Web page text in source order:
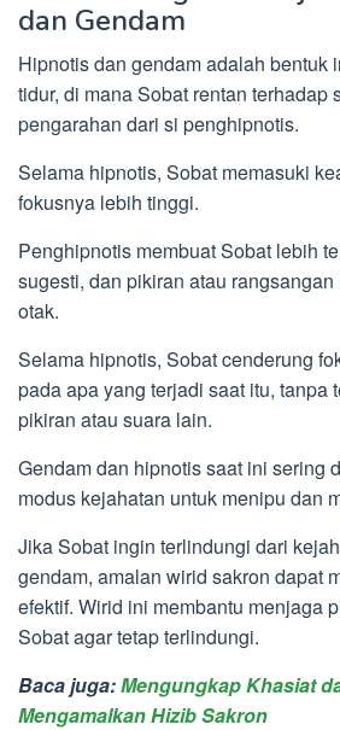
dan Gendam
Hipnotis dan gendam adalah bentuk
tidur, di mana Sobat rentan terhadap
pengarahan dari si penghipnotis.
Selama hipnotis, Sobat memasuki
fokusnya lebih tinggi.
Penghipnotis membuat Sobat lebih
sugesti, dan pikiran atau
otak.
Selama hipnotis, Sobat cenderung
pada apa yang terjadi saat itu, tanpa
pikiran atau suara lain.
Gendam dan hipnotis saat ini sering
modus kejahatan untuk menipu dan
Jika Sobat ingin terlindungi dari
gendam, amalan wirid sakron dapat
efektif. Wirid ini membantu menjaga
Sobat agar tetap terlindungi.
Baca juga:Mengungkap Khasiat
Mengamalkan Hizib Sakron